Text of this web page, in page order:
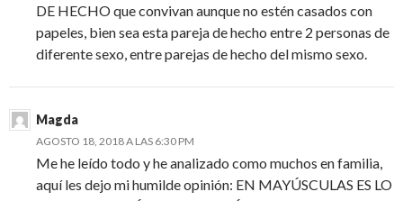
DE HECHO que convivan aunque no estén casados con
papeles, bien sea esta pareja de hecho entre 2 personas de
diferente sexo, entre parejas de hecho del mismo sexo.
Magda
AGOSTO 18, 2018 A LAS 6:30 PM
Me he leído todo y he analizado como muchos en familia,
aquí les dejo mi humilde opinión: EN MAYÚSCULAS ES LO